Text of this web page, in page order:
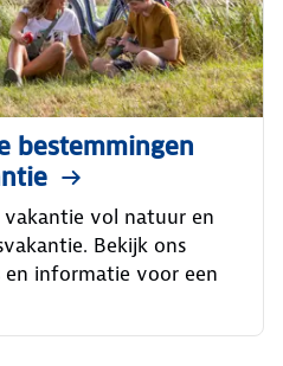
bestemmingen
vol natuur en
Bekijk ons
en informatie voor een